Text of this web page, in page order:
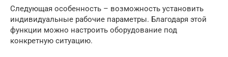
Следующая особенность – возможность установить
индивидуальные рабочие параметры. Благодаря этой
функции можно настроить оборудование под
конкретную ситуацию.